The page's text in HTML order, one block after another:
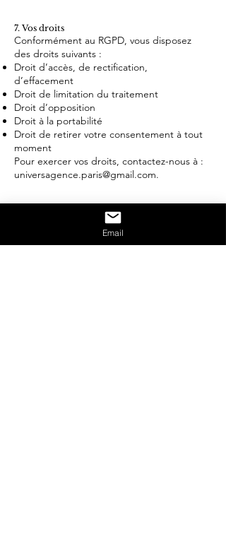
7. Vos droits
Conformément au RGPD, vous disposez
des droits suivants :
Droit d’accès, de rectification,
d’effacement
Droit de limitation du traitement
Droit d’opposition
Droit à la portabilité
Droit de retirer votre consentement à tout
moment
Pour exercer vos droits, contactez-nous à :
universagence.paris@gmail.com.
Le Site utilise des cookies pour améliorer
l’expérience utilisateur et collecter des
statistiques. Vous pouvez accepter ou
Email